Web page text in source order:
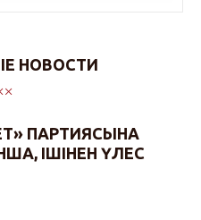
НОВОСТИ
ПАРТИЯСЫНА
ІШІНЕН ҮЛЕС